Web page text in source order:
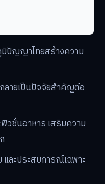
ปัญญาไทยสร้างความ
ลายเป็นปัจจัยสำคัญต่อ
ชั่นอาหาร เสริมความ
และประสบการณ์เฉพาะ